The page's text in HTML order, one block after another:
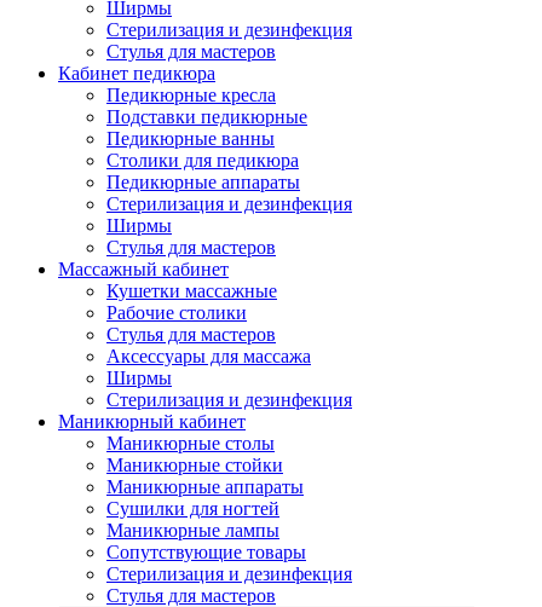
Ширмы
Стерилизация и дезинфекция
Стулья для мастеров
Кабинет педикюра
Педикюрные кресла
Подставки педикюрные
Педикюрные ванны
Столики для педикюра
Педикюрные аппараты
Стерилизация и дезинфекция
Ширмы
Стулья для мастеров
Массажный кабинет
Кушетки массажные
Рабочие столики
Стулья для мастеров
Аксессуары для массажа
Ширмы
Стерилизация и дезинфекция
Маникюрный кабинет
Маникюрные столы
Маникюрные стойки
Маникюрные аппараты
Сушилки для ногтей
Маникюрные лампы
Сопутствующие товары
Стерилизация и дезинфекция
Стулья для мастеров